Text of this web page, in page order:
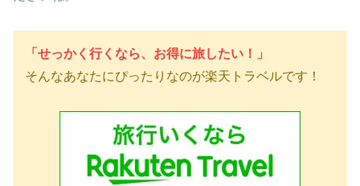
「せっかく行くなら、お得に旅したい！」
そんなあなたにぴったりなのが楽天トラベルです！